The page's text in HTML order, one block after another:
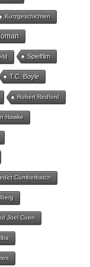
Kurzgeschichten
Spielfilm
T.C. Boyle
Robert Redford
Hawke
Cumberbatch
Joel Coen